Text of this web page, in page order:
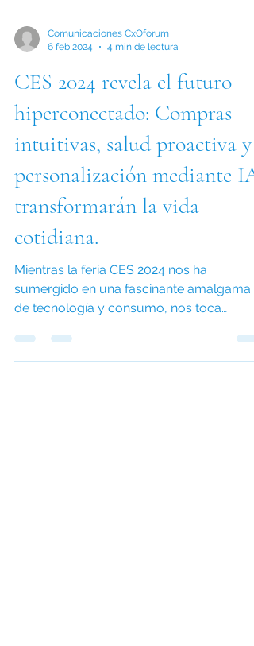
Comunicaciones CxOforum
6 feb 2024
4 min de lectura
CES 2024 revela el futuro
hiperconectado: Compras
intuitivas, salud proactiva y
personalización mediante IA
transformarán la vida
cotidiana.
Mientras la feria CES 2024 nos ha
de tecnología y consumo, nos toca
imaginar cómo estas tendencias...